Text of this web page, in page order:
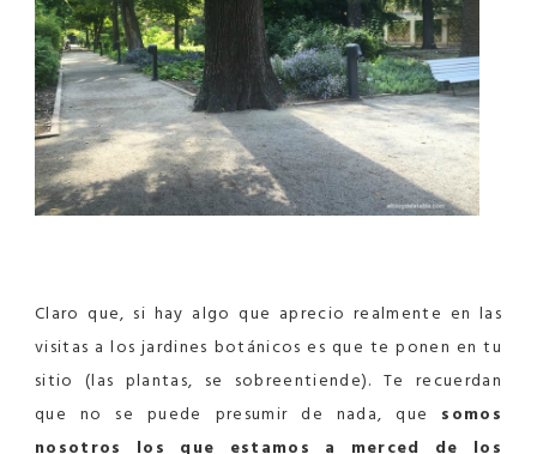
Claro que, si hay algo que aprecio realmente en las
visitas a los jardines botánicos es que te ponen en tu
sitio (las plantas, se sobreentiende). Te recuerdan
que no se puede presumir de nada, que somos
nosotros los que estamos a merced de los